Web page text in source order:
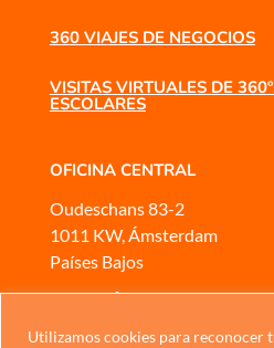
Utilizamos cookies para reconocer
360 VIAJES DE NEGOCIOS
VISITAS VIRTUALES DE
ESCOLARES
OFICINA CENTRAL
Oudeschans 83-2
1011 KW, Ámsterdam
Países Bajos
ATENCIÓN AL CLIENTE
MóviloWhatsApp